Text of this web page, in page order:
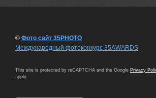
© Фото сайт 35PHOTO
Международный фотоконкурс 35AWARDS
This site is protected by reCAPTCHA and the Google Privacy
apply.